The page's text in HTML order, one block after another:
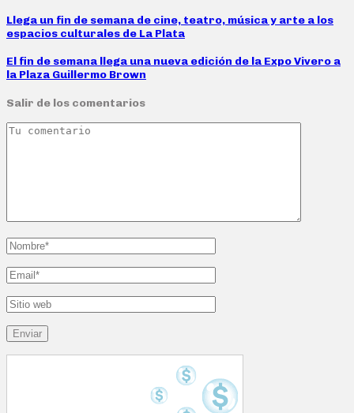
Llega un fin de semana de cine, teatro, música y arte a los
espacios culturales de La Plata
El fin de semana llega una nueva edición de la Expo Vivero a
la Plaza Guillermo Brown
Salir de los comentarios